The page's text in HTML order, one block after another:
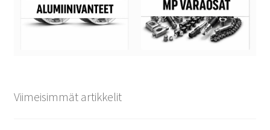
Viimeisimmät artikkelit